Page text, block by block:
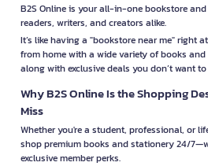
B2S Online is your all-in-one bookstore
readers, writers, and creators alike.
It’s like having a "bookstore near me" right
from home with a wide variety of books
along with exclusive deals you don’t want
Why B2S Online Is the Shopping
Miss
Whether you're a student, professional, or
shop premium books and stationery 24/
exclusive member perks.